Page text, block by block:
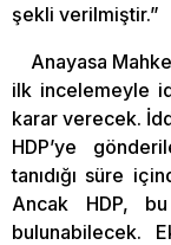
şekli verilmiştir.”
Anayasa
ilk incelemeyle
karar verecek.
HDP’ye
tanıdığı süre
Ancak HDP,
bulunabilecek.